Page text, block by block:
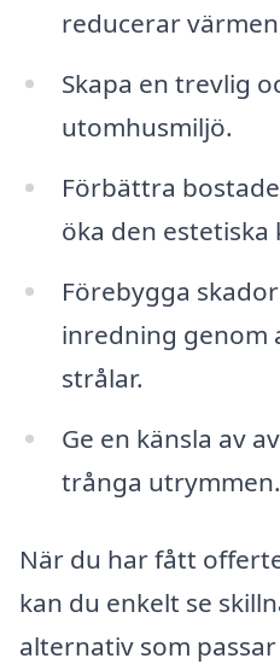
reducerar
Skapa en trevlig
utomhusmiljö.
Förbättra
öka den estetiska
Förebygga
inredning genom
strålar.
Ge en känsla av
trånga utrymmen.
När du har fått
kan du enkelt se
alternativ som